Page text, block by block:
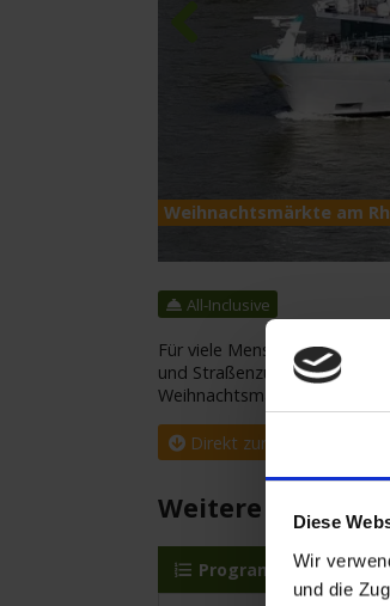
Diese
Wir
und die
Weihnachtsmärkte am
All-Inclusive
Für viele Menschen gilt die
und Straßenzüge festlich
Weihnachtsmärkte locken
Direkt zur
Weitere
Programm MS